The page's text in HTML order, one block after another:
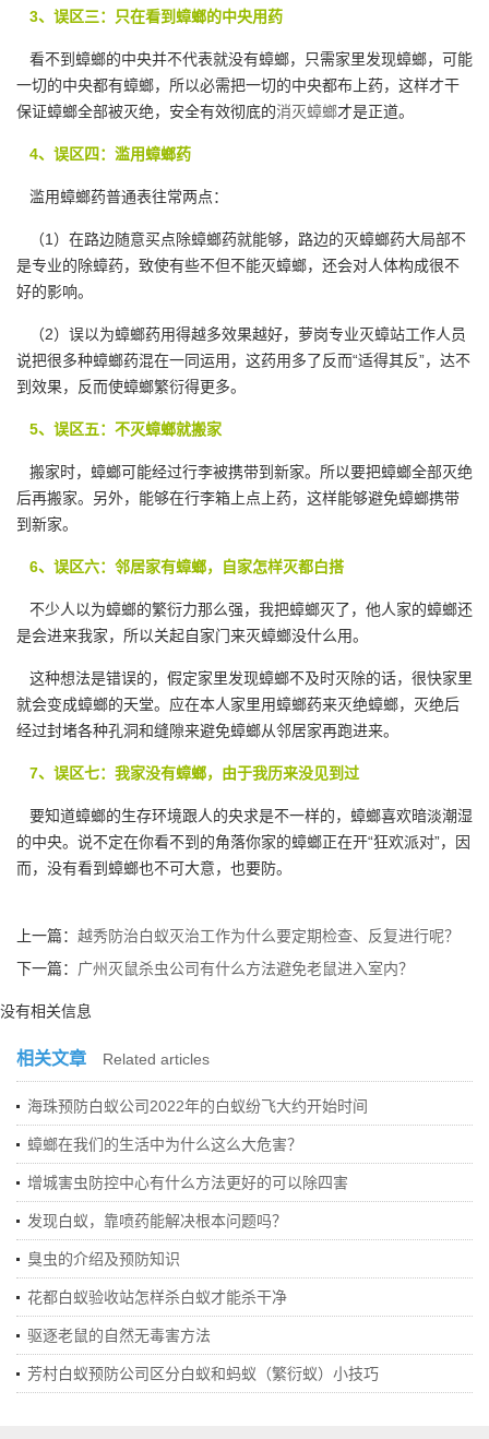
3、误区三：只在看到蟑螂的中央用药
看不到蟑螂的中央并不代表就没有蟑螂，只需家里发现蟑螂，可能
一切的中央都有蟑螂，所以必需把一切的中央都布上药，这样才干
保证蟑螂全部被灭绝，安全有效彻底的消灭蟑螂才是正道。
4、误区四：滥用蟑螂药
滥用蟑螂药普通表往常两点：
（1）在路边随意买点除蟑螂药就能够，路边的灭蟑螂药大局部不
是专业的除蟑药，致使有些不但不能灭蟑螂，还会对人体构成很不
好的影响。
（2）误以为蟑螂药用得越多效果越好，萝岗专业灭蟑站工作人员
说把很多种蟑螂药混在一同运用，这药用多了反而“适得其反”，达不
到效果，反而使蟑螂繁衍得更多。
5、误区五：不灭蟑螂就搬家
搬家时，蟑螂可能经过行李被携带到新家。所以要把蟑螂全部灭绝
后再搬家。另外，能够在行李箱上点上药，这样能够避免蟑螂携带
到新家。
6、误区六：邻居家有蟑螂，自家怎样灭都白搭
不少人以为蟑螂的繁衍力那么强，我把蟑螂灭了，他人家的蟑螂还
是会进来我家，所以关起自家门来灭蟑螂没什么用。
这种想法是错误的，假定家里发现蟑螂不及时灭除的话，很快家里
就会变成蟑螂的天堂。应在本人家里用蟑螂药来灭绝蟑螂，灭绝后
经过封堵各种孔洞和缝隙来避免蟑螂从邻居家再跑进来。
7、误区七：我家没有蟑螂，由于我历来没见到过
要知道蟑螂的生存环境跟人的央求是不一样的，蟑螂喜欢暗淡潮湿
的中央。说不定在你看不到的角落你家的蟑螂正在开“狂欢派对”，因
而，没有看到蟑螂也不可大意，也要防。
上一篇： 越秀防治白蚁灭治工作为什么要定期检查、反复进行呢？
下一篇： 广州灭鼠杀虫公司有什么方法避免老鼠进入室内？
没有相关信息
相关文章 Related articles
海珠预防白蚁公司2022年的白蚁纷飞大约开始时间
蟑螂在我们的生活中为什么这么大危害？
增城害虫防控中心有什么方法更好的可以除四害
发现白蚁，靠喷药能解决根本问题吗？
臭虫的介绍及预防知识
花都白蚁验收站怎样杀白蚁才能杀干净
驱逐老鼠的自然无毒害方法
芳村白蚁预防公司区分白蚁和蚂蚁（繁衍蚁）小技巧